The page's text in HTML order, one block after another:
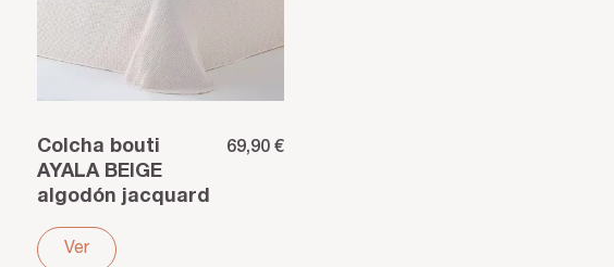
Colcha bouti
AYALA BEIGE
algodón jacquard
waffle nido de
abeja
69,90 €
Ver